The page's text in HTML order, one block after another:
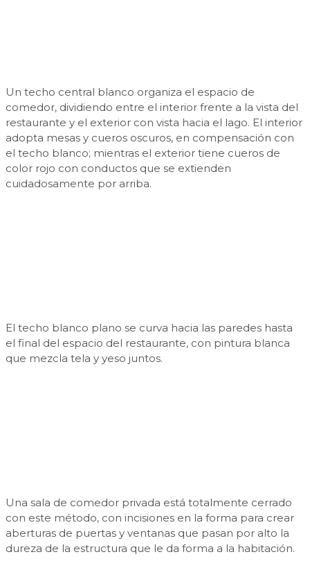
Un techo central blanco organiza el espacio de
comedor, dividiendo entre el interior frente a la vista del
restaurante y el exterior con vista hacia el lago. El interior
adopta mesas y cueros oscuros, en compensación con
el techo blanco; mientras el exterior tiene cueros de
color rojo con conductos que se extienden
cuidadosamente por arriba.
El techo blanco plano se curva hacia las paredes hasta
el final del espacio del restaurante, con pintura blanca
que mezcla tela y yeso juntos.
Una sala de comedor privada está totalmente cerrado
con este método, con incisiones en la forma para crear
aberturas de puertas y ventanas que pasan por alto la
dureza de la estructura que le da forma a la habitación.